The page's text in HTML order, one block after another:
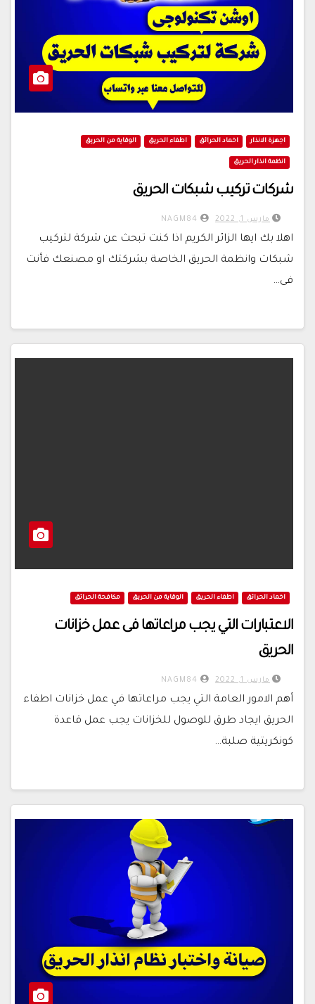
اجهزة الانذار اخماد الحرائق اطفاء الحريق الوقاية من الحريق
انظمة انذار الحريق
شركات تركيب شبكات الحريق
مارس 1, 2022
اهلا بك ايها الزائر الكريم اذا كنت تبحث عن شركة لتركيب
شبكات وانظمة الحريق الخاصة بشركتك او مصنعك فأنت
فى…
اخماد الحرائق اطفاء الحريق الوقاية من الحريق مكافحة الحرائق
الاعتبارات التي يجب مراعاتها فى عمل خزانات
الحريق
مارس 1, 2022
أهم الامور العامة التي يجب مراعاتها في عمل خزانات اطفاء
الحريق ايجاد طرق للوصول للخزانات يجب عمل قاعدة
كونكريتية صلبة…